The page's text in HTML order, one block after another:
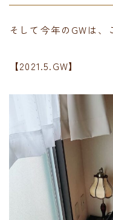
そして今年のGWは、
【2021.5.GW】